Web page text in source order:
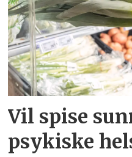
Vil spise
psykiske